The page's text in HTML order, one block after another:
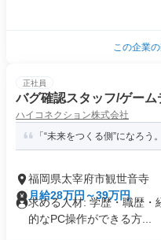
この企業
正社員
バグ確認スタッフ/ゲーム
ハイコネクション株式会社
「“未来をつくる側”になろう
福岡県太宰府市観世音寺
月給28万円～39万円
求める人材: 学歴・職歴・
的なPC操作ができる方...